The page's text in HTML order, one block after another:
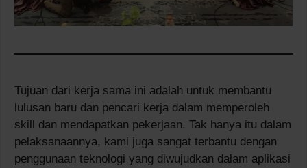
Tujuan dari kerja sama ini adalah untuk membantu
lulusan baru dan pencari kerja dalam memperoleh
skill dan mendapatkan pekerjaan. Tak hanya itu dalam
pelaksanaannya, kami juga sangat terbantu dengan
penggunaan teknologi yang diwujudkan dalam aplikasi